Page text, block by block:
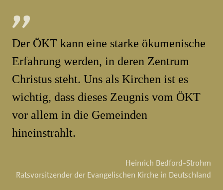
Der ÖKT kann eine starke ökumenische
Erfahrung werden, in deren Zentrum
Christus steht. Uns als Kirchen ist es
wichtig, dass dieses Zeugnis vom ÖKT
vor allem in die Gemeinden
hineinstrahlt.
Heinrich Bedford-Strohm
Ratsvorsitzender der Evangelischen Kirche in Deutschland